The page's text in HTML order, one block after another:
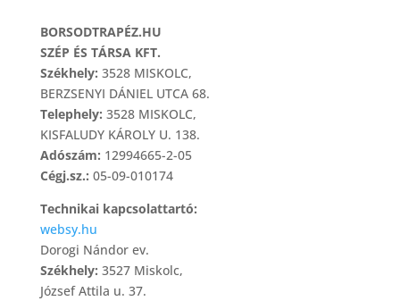
BORSODTRAPÉZ.HU
SZÉP ÉS TÁRSA KFT.
Székhely: 3528 MISKOLC,
BERZSENYI DÁNIEL UTCA 68.
Telephely: 3528 MISKOLC,
KISFALUDY KÁROLY U. 138.
Adószám: 12994665-2-05
Cégj.sz.: 05-09-010174
Technikai kapcsolattartó:
websy.hu
Dorogi Nándor ev.
Székhely: 3527 Miskolc,
József Attila u. 37.